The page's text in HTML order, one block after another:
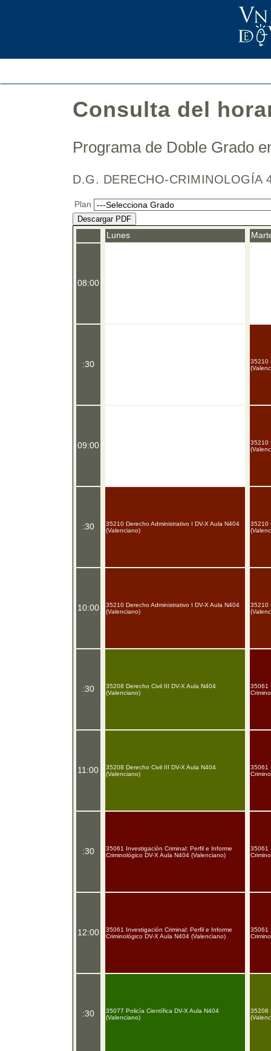
Consulta del
Programa de Doble Grado
D.G. DERECHO-
Plan
Descargar PDF
08:00
:30
09:00
:30
10:00
:30
11:00
:30
12:00
:30
Lunes
35210 Derecho Administrativo I DV-X Aula N404
(Valenciano)
35210 Derecho Administrativo I DV-X Aula N404
(Valenciano)
35208 Derecho Civil III DV-X Aula N404
(Valenciano)
35208 Derecho Civil III DV-X Aula N404
(Valenciano)
35061 Investigación Criminal: Perfil e Informe
Criminológico DV-X Aula N404 (Valenciano)
35061 Investigación Criminal: Perfil e Informe
Criminológico DV-X Aula N404 (Valenciano)
35077 Policía Científica DV-X Aula N404
(Valenciano)
35210
35210
35210
35210
35061
35061
35061
35061
35208